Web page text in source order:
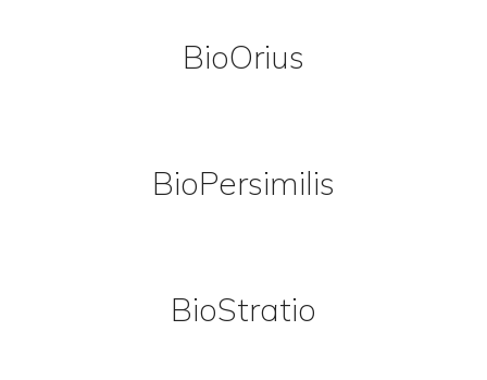
BioOrius
BioPersimilis
BioStratio